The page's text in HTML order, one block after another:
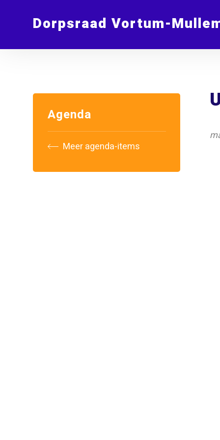
Dorpsraad Vortum-
Agenda
Meer agenda-items